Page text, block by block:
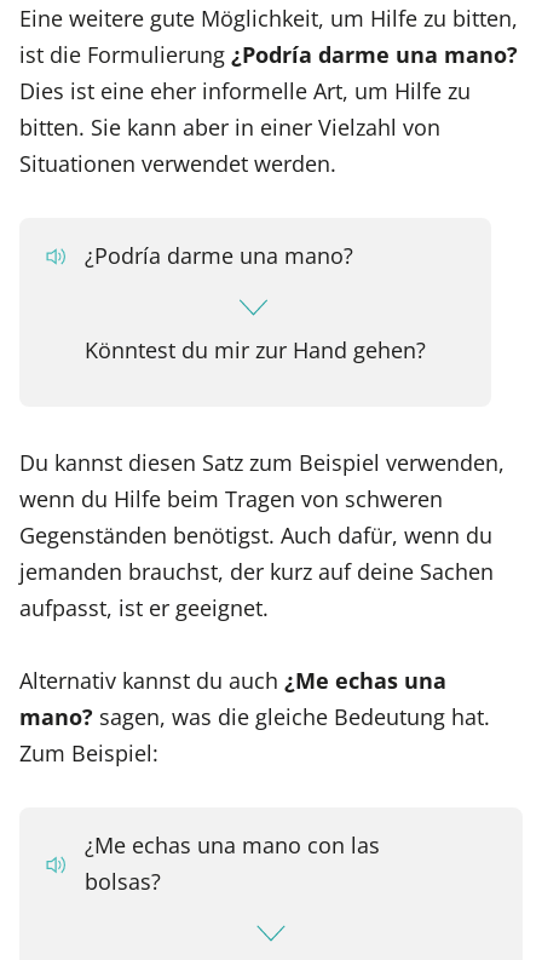
Eine weitere gute Möglichkeit, um Hilfe zu bitten,
ist die Formulierung ¿Podría darme una mano?
Dies ist eine eher informelle Art, um Hilfe zu
bitten. Sie kann aber in einer Vielzahl von
Situationen verwendet werden.
¿Podría darme una mano?
Könntest du mir zur Hand gehen?
Du kannst diesen Satz zum Beispiel verwenden,
wenn du Hilfe beim Tragen von schweren
Gegenständen benötigst. Auch dafür, wenn du
jemanden brauchst, der kurz auf deine Sachen
aufpasst, ist er geeignet.
Alternativ kannst du auch ¿Me echas una
mano? sagen, was die gleiche Bedeutung hat.
Zum Beispiel:
¿Me echas una mano con las
bolsas?